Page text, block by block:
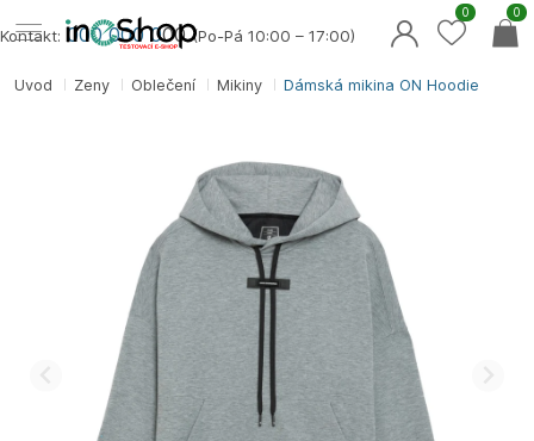
Úvod Ženy Oblečení Mikiny Dámská mikina ON Hoodie
Kontakt: 000 000 000(Po-Pá 10:00 – 17:00)
0
0